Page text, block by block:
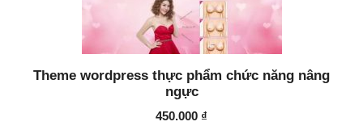
Theme wordpress thực phẩm chức năng nâng
ngực
450.000 ₫